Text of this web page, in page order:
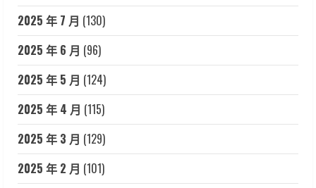
2025 年 7 月 (130)
2025 年 6 月 (96)
2025 年 5 月 (124)
2025 年 4 月 (115)
2025 年 3 月 (129)
2025 年 2 月 (101)